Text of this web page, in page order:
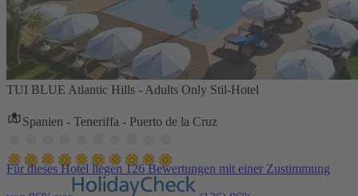
TUI BLUE Atlantic Hills - Adults Only Stil-Hotel
Spanien - Teneriffa - Puerto de la Cruz
Für dieses Hotel liegen 126 Bewertungen mit einer Zustimmung